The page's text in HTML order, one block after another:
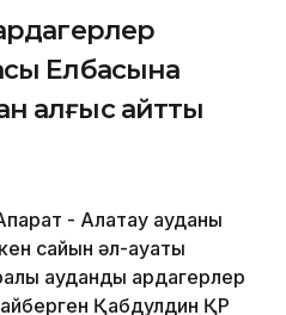
Елбасына
алғыс айтты
- Алатау ауданы
сайын әл-ауқаты
аудандық ардагерлер
Қабдулдин ҚР